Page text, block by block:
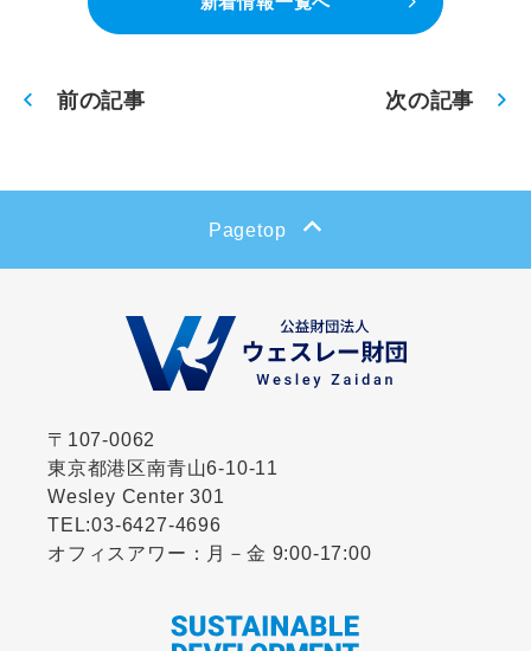
前の記事 次の記事
Pagetop
〒107-0062
東京都港区南青山6-10-11
Wesley Center 301
TEL:03-6427-4696
オフィスアワー：月－金 9:00-17:00